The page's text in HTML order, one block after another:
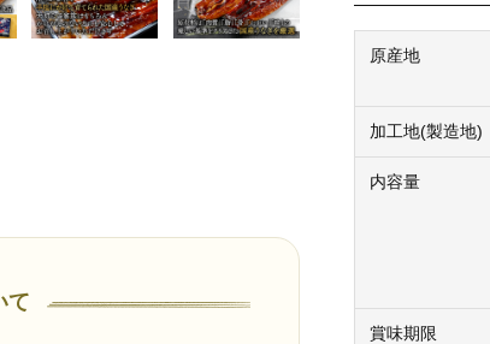
て
原産地
加工地(製造地)
内容量
賞味期限